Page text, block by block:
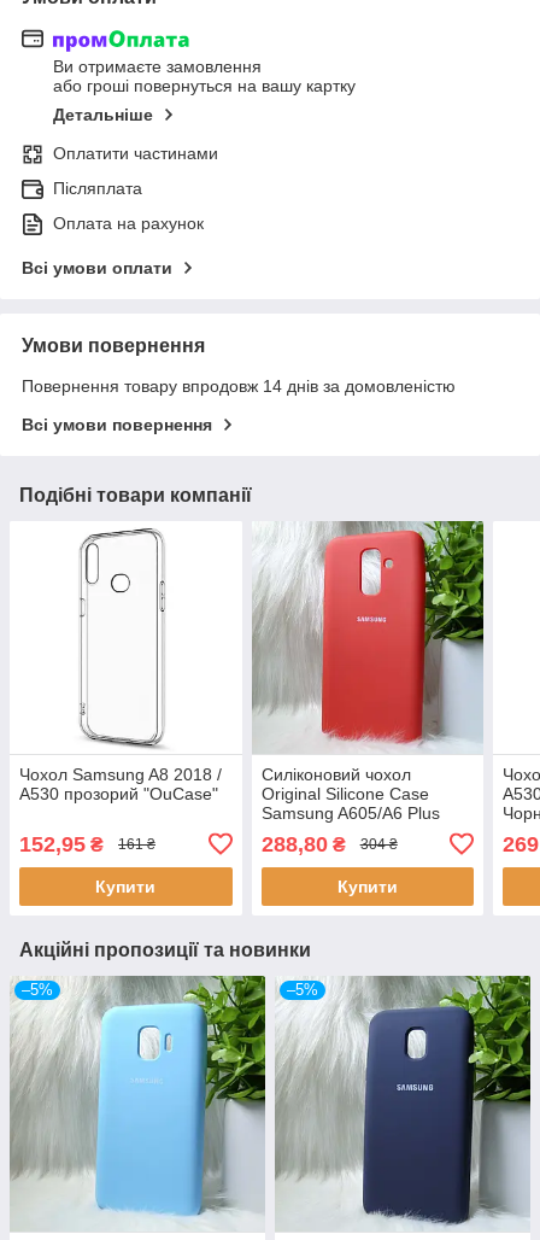
Ви отримаєте замовлення
або гроші повернуться на вашу картку
Детальніше
Оплатити частинами
Післяплата
Оплата на рахунок
Всі умови оплати
Умови повернення
Повернення товару впродовж 14 днів за домовленістю
Всі умови повернення
Подібні товари компанії
Чохол Samsung A8 2018 /
A530 прозорий "OuCase"
152,95 ₴ 161 ₴
Купити
Силіконовий чохол
Original Silicone Case
Samsung A605/A6 Plus
288,80₴ 304 ₴
Купити
Акційні пропозиції та новинки
–5% –5%